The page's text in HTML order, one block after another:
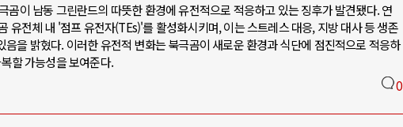
곰이 남동 그린란드의 따뜻한 환경에 유전적으로 적응하고 있는 징후가 발견됐다. 연
유전체 내 '점프 유전자(TEs)'를 활성화시키며, 이는 스트레스 대응, 지방 대사 등 생존
을 밝혔다. 이러한 유전적 변화는 북극곰이 새로운 환경과 식단에 점진적으로 적응하
할 가능성을 보여준다.
0